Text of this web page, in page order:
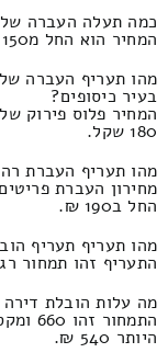
כמה תעלה העברה של
המחיר הוא החל מ150 ועד 210 ₪. העלות זהו החל מ180 ₪.
מהו תעריף העברה
בעיר כיסופים?
המחיר פלוס פירוק
180 שקל.
מהו תעריף העברת
מחירון העברת
החל ב190 ₪.
מהו תעריף תעריף
התעריף זהו תמחור
מה עלות הובלת דירה
היותר 540 ₪.